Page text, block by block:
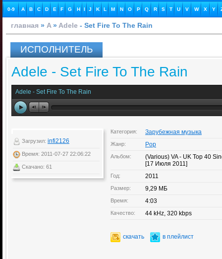
0-9 A B C D E F G H I J K L M N O P Q R S T U V W X Y
главная » A » Adele - Set Fire To The Rain
ИСПОЛНИТЕЛЬ
Adele - Set Fire To The Rain
Adele - Set Fire To The Rain
Загрузил: infi2126
Время: 2011-07-27 22:06:22
Скачано: 61
Категория: Зарубежная музыка
Жанр: Pop
Альбом:
(Various) VA - UK Top 40
[17 Июля 2011]
Год: 2011
Размер: 9,29 МБ
Время: 4:03
Качество: 44 kHz, 320 kbps
скачать в плейлист